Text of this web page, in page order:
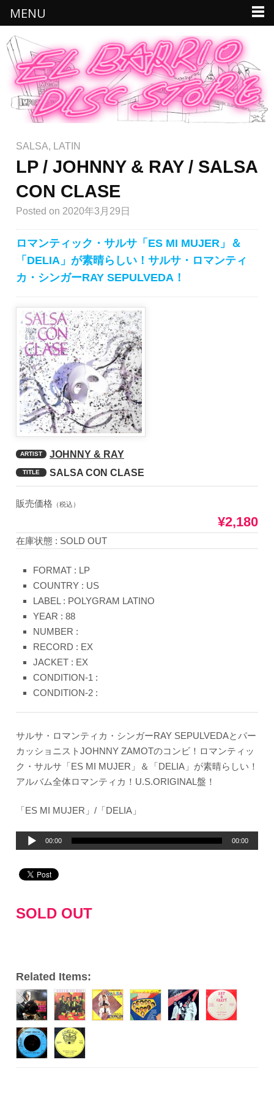
SALSA, LATIN
LP / JOHNNY & RAY / SALSA
CON CLASE
Posted on 2020年3月29日
ロマンティック・サルサ「ES MI MUJER」＆
「DELIA」が素晴らしい！サルサ・ロマンティ
カ・シンガーRAY SEPULVEDA！
ARTIST JOHNNY & RAY
TITLE SALSA CON CLASE
販売価格 （税込）
¥2,180
在庫状態 : SOLD OUT
FORMAT : LP
COUNTRY : US
LABEL : POLYGRAM LATINO
YEAR : 88
NUMBER :
RECORD : EX
JACKET : EX
CONDITION-1 :
CONDITION-2 :
サルサ・ロマンティカ・シンガーRAY SEPULVEDAとパー
カッショニストJOHNNY ZAMOTのコンビ！ロマンティッ
ク・サルサ「ES MI MUJER」＆「DELIA」が素晴らしい！
アルバム全体ロマンティカ！U.S.ORIGINAL盤！
「ES MI MUJER」/「DELIA」
プ
ヤ
00:00 00:00
SOLD OUT
Related Items:
MENU